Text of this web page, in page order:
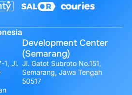
1, Jl.
Development Center
(Semarang)
Jl. Gatot Subroto No.151,
Semarang, Jawa Tengah
50517